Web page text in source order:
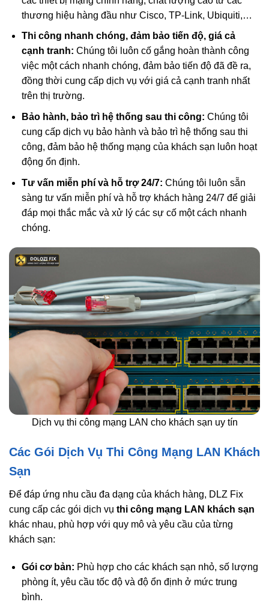
thương hiệu hàng đầu như Cisco, TP-Link, Ubiquiti,…
Thi công nhanh chóng, đảm bảo tiến độ, giá cả
cạnh tranh: Chúng tôi luôn cố gắng hoàn thành công
việc một cách nhanh chóng, đảm bảo tiến độ đã đề ra,
đồng thời cung cấp dịch vụ với giá cả cạnh tranh nhất
trên thị trường.
Bảo hành, bảo trì hệ thống sau thi công: Chúng tôi
cung cấp dịch vụ bảo hành và bảo trì hệ thống sau thi
công, đảm bảo hệ thống mạng của khách sạn luôn hoạt
động ổn định.
Tư vấn miễn phí và hỗ trợ 24/7: Chúng tôi luôn sẵn
sàng tư vấn miễn phí và hỗ trợ khách hàng 24/7 để giải
đáp mọi thắc mắc và xử lý các sự cố một cách nhanh
chóng.
Dịch vụ thi công mạng LAN cho khách sạn uy tín
Các Gói Dịch Vụ Thi Công Mạng LAN Khách
Sạn
Để đáp ứng nhu cầu đa dạng của khách hàng, DLZ Fix
cung cấp các gói dịch vụ thi công mạng LAN khách sạn
khác nhau, phù hợp với quy mô và yêu cầu của từng
khách sạn:
Gói cơ bản: Phù hợp cho các khách sạn nhỏ, số lượng
phòng ít, yêu cầu tốc độ và độ ổn định ở mức trung
bình.